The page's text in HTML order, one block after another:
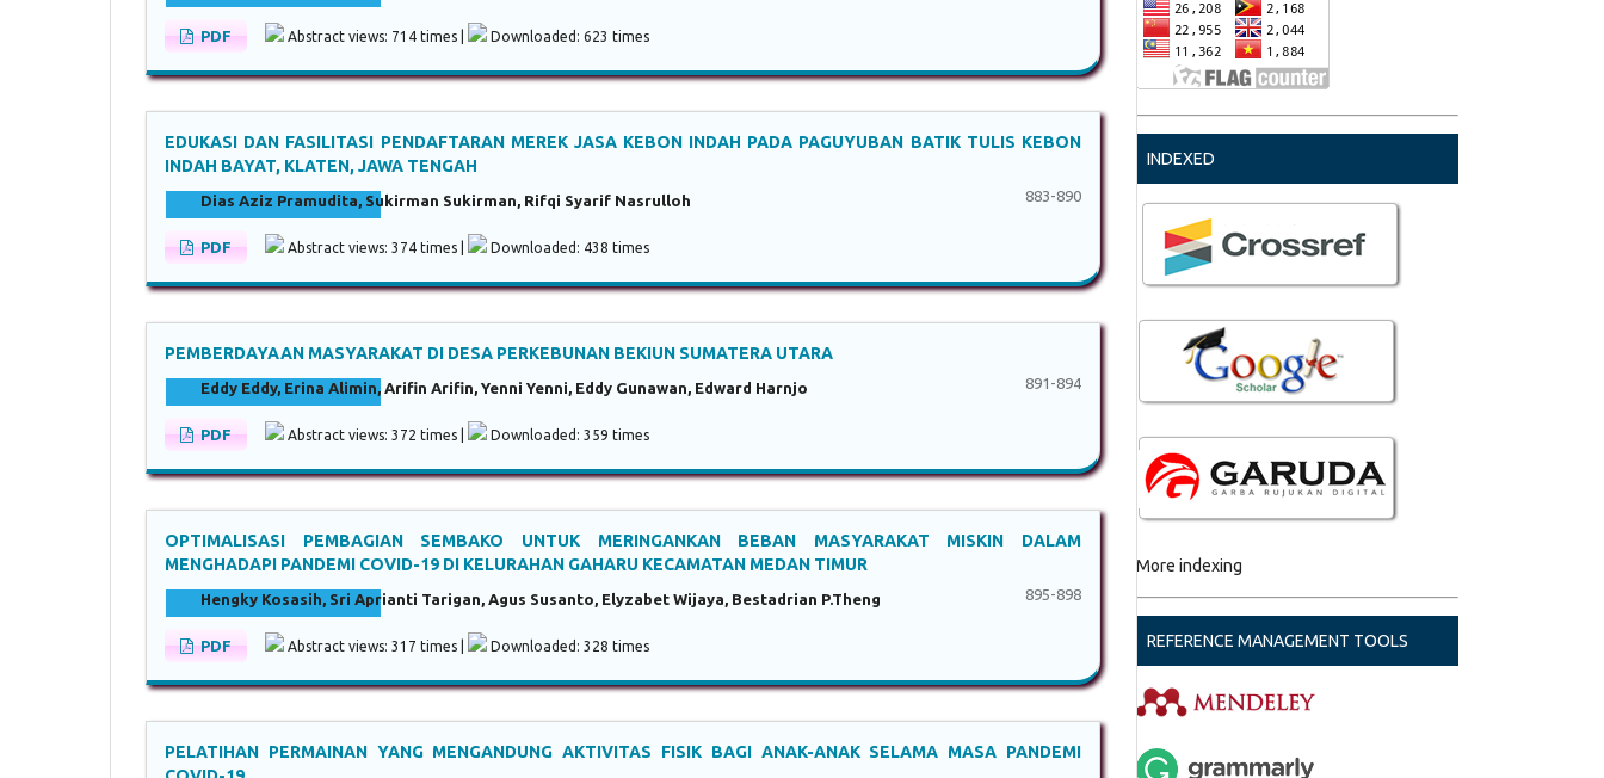
PDF Abstract views: 714 times | Downloaded: 623 times
EDUKASI DAN FASILITASI PENDAFTARAN MEREK JASA KEBON INDAH PADA PAGUYUBAN BATIK TULIS KEBON
INDAH BAYAT, KLATEN, JAWA TENGAH
Dias Aziz Pramudita, Sukirman Sukirman, Rifqi Syarif Nasrulloh 883-890
PDF Abstract views: 374 times | Downloaded: 438 times
PEMBERDAYAAN MASYARAKAT DI DESA PERKEBUNAN BEKIUN SUMATERA UTARA
Eddy Eddy, Erina Alimin, Arifin Arifin, Yenni Yenni, Eddy Gunawan, Edward Harnjo 891-894
PDF Abstract views: 372 times | Downloaded: 359 times
OPTIMALISASI PEMBAGIAN SEMBAKO UNTUK MERINGANKAN BEBAN MASYARAKAT MISKIN DALAM
MENGHADAPI PANDEMI COVID-19 DI KELURAHAN GAHARU KECAMATAN MEDAN TIMUR
Hengky Kosasih, Sri Aprianti Tarigan, Agus Susanto, Elyzabet Wijaya, Bestadrian P.Theng 895-898
PDF Abstract views: 317 times | Downloaded: 328 times
PELATIHAN PERMAINAN YANG MENGANDUNG AKTIVITAS FISIK BAGI ANAK-ANAK SELAMA MASA PANDEMI
INDEXED
More indexing
REFERENCE MANAGEMENT TOOLS